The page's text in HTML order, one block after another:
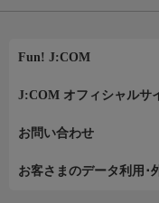
Fun! J:COM
J:COM オフィシャルサ
お問い合わせ
お客さまのデータ利用･